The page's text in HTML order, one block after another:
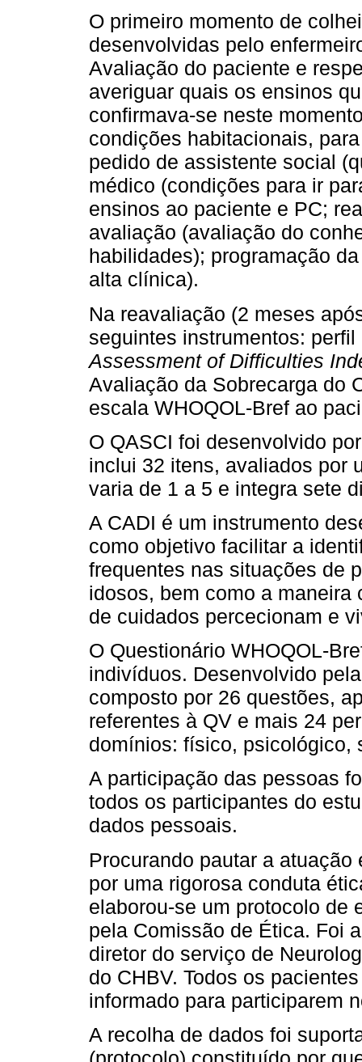
O primeiro momento de
desenvolvidas pelo
Avaliação do paciente e
averiguar quais os ensinos
confirmava-se neste
condições habitacionais,
pedido de assistente social
médico (condições para ir
ensinos ao paciente e PC;
avaliação (avaliação do
habilidades); programação
alta clínica).
Na reavaliação (2 meses
seguintes instrumentos:
Assessment of Difficulties
Avaliação da Sobrecarga do
escala WHOQOL-Bref ao
O QASCI foi desenvolvido
inclui 32 itens, avaliados por
varia de 1 a 5 e integra sete
A CADI é um instrumento
como objetivo facilitar a
frequentes nas situações de
idosos, bem como a
de cuidados percecionam e
O Questionário WHOQOL-
indivíduos. Desenvolvido
composto por 26 questões,
referentes à QV e mais 24
domínios: físico, psicológico,
A participação das pessoas
todos os participantes do
dados pessoais.
Procurando pautar a
por uma rigorosa conduta
elaborou-se um protocolo de
pela Comissão de Ética. Foi
diretor do serviço de
do CHBV. Todos os
informado para participarem
A recolha de dados foi